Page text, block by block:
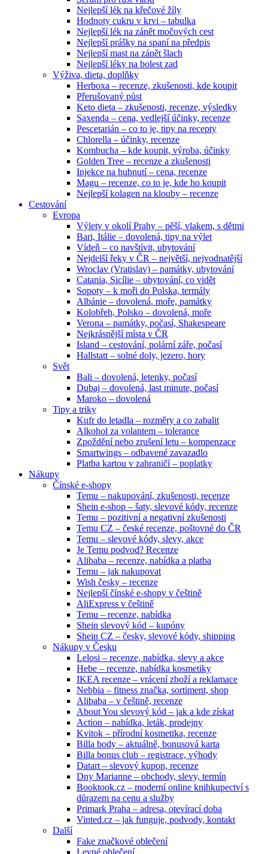
Nejlepší lék na křečové žíly
Hodnoty cukru v krvi – tabulka
Nejlepší lék na zánět močových cest
Nejlepší prášky na spaní na předpis
Nejlepší mast na zánět šlach
Nejlepší léky na bolest zad
Výživa, dieta, doplňky
Herboxa – recenze, zkušenosti, kde koupit
Přerušovaný půst
Keto dieta – zkušenosti, recenze, výsledky
Saxenda – cena, vedlejší účinky, recenze
Pescetarián – co to je, tipy na recepty
Chlorella – účinky, recenze
Kombucha – kde koupit, výroba, účinky
Golden Tree – recenze a zkušenosti
Injekce na hubnutí – cena, recenze
Magu – recenze, co to je, kde ho koupit
Nejlepší kolagen na klouby – recenze
Cestování
Evropa
Výlety v okolí Prahy – pěší, vlakem, s dětmi
Bari, Itálie – dovolená, tipy na výlet
Vídeň – co navštívit, ubytování
Nejdelší řeky v ČR – největší, nejvodnatější
Wroclav (Vratislav) – památky, ubytování
Catania, Sicílie – ubytování, co vidět
Sopoty – k moři do Polska, termály
Albánie – dovolená, moře, památky
Kolobřeh, Polsko – dovolená, moře
Verona – památky, počasí, Shakespeare
Nejkrásnější místa v ČR
Island – cestování, polární záře, počasí
Hallstatt – solné doly, jezero, hory
Svět
Bali – dovolená, letenky, počasí
Dubaj – dovolená, last minute, počasí
Maroko – dovolená
Tipy a triky
Kufr do letadla – rozměry a co zabalit
Alkohol za volantem – tolerance
Zpoždění nebo zrušení letu – kompenzace
Smartwings – odbavené zavazadlo
Platba kartou v zahraničí – poplatky
Nákupy
Čínské e-shopy
Temu – nakupování, zkušenosti, recenze
Shein e-shop – šaty, slevové kódy, recenze
Temu – pozitivní a negativní zkušenosti
Temu CZ – české recenze, poštovné do ČR
Temu – slevové kódy, slevy, akce
Je Temu podvod? Recenze
Alibaba – recenze, nabídka a platba
Temu – jak nakupovat
Wish česky – recenze
Nejlepší čínské e-shopy v češtině
AliExpress v češtině
Temu – recenze, nabídka
Shein slevový kód – kupóny
Shein CZ – česky, slevové kódy, shipping
Nákupy v Česku
Lelosi – recenze, nabídka, slevy a akce
Hebe – recenze, nabídka kosmetiky
IKEA recenze – vrácení zboží a reklamace
Nebbia – fitness značka, sortiment, shop
Alibaba – v češtině, recenze
About You slevový kód – jak a kde získat
Action – nabídka, leták, prodejny
Kvitok – přírodní kosmetika, recenze
Billa body – aktuálně, bonusová karta
Billa bonus club – registrace, výhody
Datart – slevový kupon, recenze
Dny Marianne – obchody, slevy, termín
Booktook.cz – moderní online knihkupectví s
důrazem na cenu a služby
Primark Praha – adresa, otevírací doba
Vinted.cz – jak funguje, podvody, kontakt
Další
Fake značkové oblečení